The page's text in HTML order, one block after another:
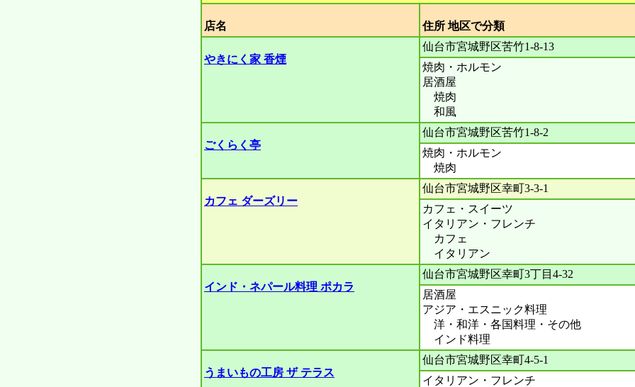
店名 住所 地区で分
やきにく家 香煙
仙台市宮城野区苦竹1-8-13
焼肉・ホルモン
居酒屋
焼肉
和風
ごくらく亭
仙台市宮城野区苦竹1-8-2
焼肉・ホルモン
焼肉
カフェ ダーズリー
仙台市宮城野区幸町3-3-1
カフェ・スイーツ
イタリアン・フレンチ
カフェ
イタリアン
インド・ネパール料理 ポカラ
仙台市宮城野区幸町3丁目4-32
居酒屋
アジア・エスニック料理
洋・和洋・各国料理・その他
インド料理
うまいもの工房 ザ テラス
仙台市宮城野区幸町4-5-1
イタリアン・フレンチ